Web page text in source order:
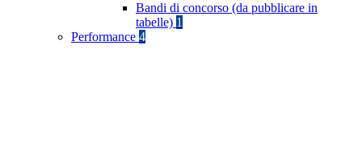
Bandi di concorso (da pubblicare in
tabelle) 1
Performance 4